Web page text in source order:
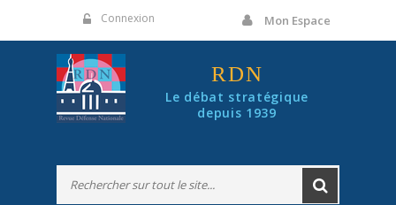
Connexion Mon Espace
RDN
Le débat stratégique
depuis 1939